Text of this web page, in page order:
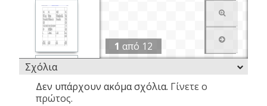
1 από 12
Σχόλια
Δεν υπάρχουν ακόμα σχόλια. Γίνετε ο
πρώτος.